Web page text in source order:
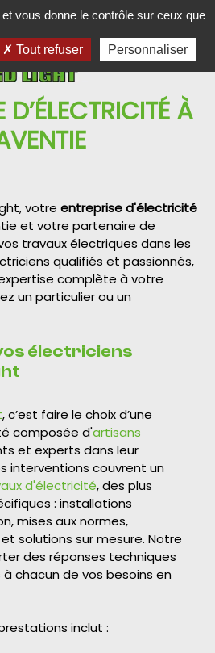
vous donne le contrôle sur ceux que
Tout refuser Personnaliser
D’ÉLECTRICITÉ À
votre entreprise d'électricité
et votre partenaire de
travaux électriques dans les
qualifiés et passionnés,
complète à votre
un particulier ou un
électriciens
, c’est faire le choix d’une
composée d'artisans
et experts dans leur
interventions couvrent un
d'électricité, des plus
: installations
mises aux normes,
solutions sur mesure. Notre
des réponses techniques
chacun de vos besoins en
inclut :